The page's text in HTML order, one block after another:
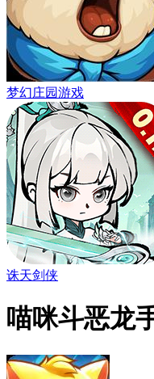
梦幻庄园游戏
诛天剑侠
喵咪斗恶龙